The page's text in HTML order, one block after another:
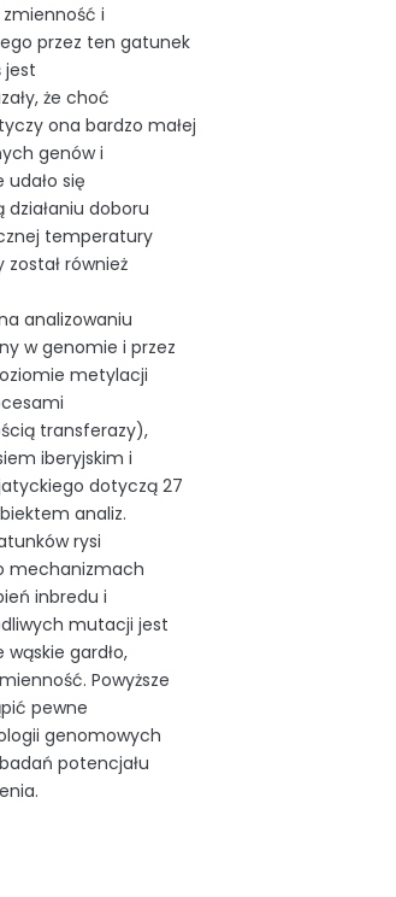
i
przez ten gatunek
jest
że choć
ona bardzo małej
genów i
się
doboru
temperatury
również
analizowaniu
w genomie i przez
metylacji
transferazy),
iberyjskim i
dotyczą 27
analiz.
rysi
mechanizmach
inbredu i
mutacji jest
gardło,
Powyższe
pewne
genomowych
potencjału